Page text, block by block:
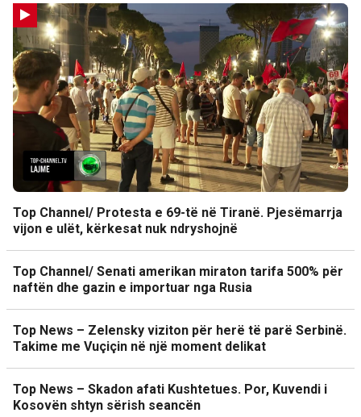
Top Channel/ Protesta e 69-të në Tiranë. Pjesëmarrja
vijon e ulët, kërkesat nuk ndryshojnë
Top Channel/ Senati amerikan miraton tarifa 500% për
naftën dhe gazin e importuar nga Rusia
Top News – Zelensky viziton për herë të parë Serbinë.
Takime me Vuçiçin në një moment delikat
Top News – Skadon afati Kushtetues. Por, Kuvendi i
Kosovën shtyn sërish seancën